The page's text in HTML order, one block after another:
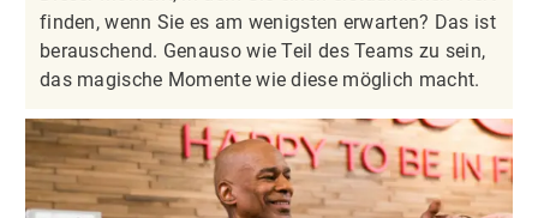
finden, wenn Sie es am wenigsten erwarten? Das ist
berauschend. Genauso wie Teil des Teams zu sein,
das magische Momente wie diese möglich macht.